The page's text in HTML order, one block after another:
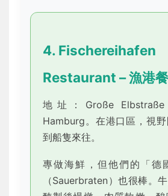
4. Fischereihafen
Restaurant – 漁港
地址：Große Elbstraße
Hamburg。在港口區，視
到船隻來往。
專做海鮮，但他們的「德
（Sauerbraten）也很棒。